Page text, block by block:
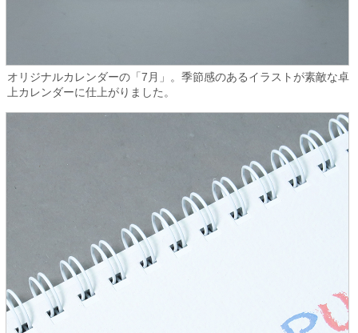
オリジナルカレンダーの「7月」。季節感のあるイラストが素敵な卓
上カレンダーに仕上がりました。